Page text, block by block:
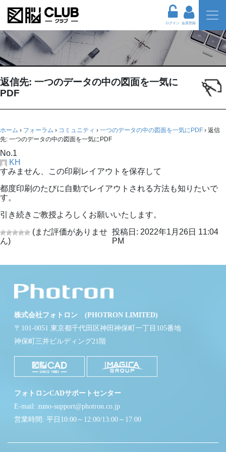
ログイン 会員登録
返信先: 一つのデータの中の図面を一気に
PDF
ホーム › フォーラム › コミュニティ › 一つのデータの中の図面を一気にPDF › 返信
先: 一つのデータの中の図面を一気にPDF
No.1
KH
すみません、この印刷レイアウトを保存して
都度印刷のたびに自動でレイアウトされる方法も知りたいで
す。
引き続きご教授よろしくお願いいたします。
(まだ評価がありませ
ん)
投稿日: 2022年1月26日 11:04
PM
株式会社フォトロン (PHOTRON LIMITED)
〒101-0051 東京都千代田区神田神保町一丁目105番地
神保町三井ビルディング21階
フォトロンCADサポートセンター
E-mail: zuno-support@photron.co.jp
営業時間: 平日10:00～12:00/13:00～17:00